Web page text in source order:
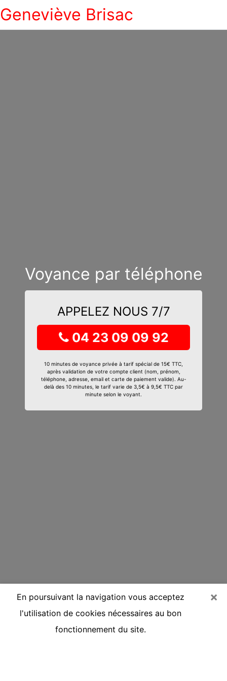
Geneviève Brisac
Voyance par téléphone
APPELEZ NOUS 7/7
04 23 09 09 92
10 minutes de voyance privée à tarif spécial de 15€ TTC,
après validation de votre compte client (nom, prénom,
téléphone, adresse, email et carte de paiement valide). Au-
delà des 10 minutes, le tarif varie de 3,5€ à 9,5€ TTC par
minute selon le voyant.
×
En poursuivant la navigation vous acceptez
l'utilisation de cookies nécessaires au bon
fonctionnement du site.